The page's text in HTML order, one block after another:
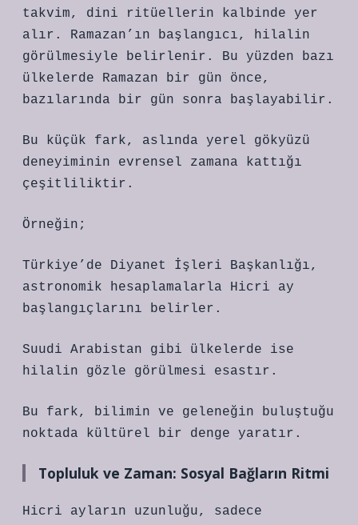
takvim, dini ritüellerin kalbinde yer
alır. Ramazan’ın başlangıcı, hilalin
görülmesiyle belirlenir. Bu yüzden bazı
ülkelerde Ramazan bir gün önce,
bazılarında bir gün sonra başlayabilir.
Bu küçük fark, aslında yerel gökyüzü
deneyiminin evrensel zamana kattığı
çeşitliliktir.
Örneğin;
Türkiye’de Diyanet İşleri Başkanlığı,
astronomik hesaplamalarla Hicri ay
başlangıçlarını belirler.
Suudi Arabistan gibi ülkelerde ise
hilalin gözle görülmesi esastır.
Bu fark, bilimin ve geleneğin buluştuğu
noktada kültürel bir denge yaratır.
Topluluk ve Zaman: Sosyal Bağların Ritmi
Hicri ayların uzunluğu, sadece